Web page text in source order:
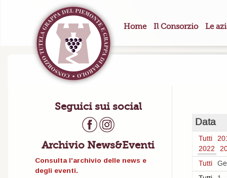
Home Il Consorzio Le
Seguici sui social
Archivio News&Eventi
Consulta l'archivio delle news e
degli eventi.
Data
Tutti
2022
Tutti